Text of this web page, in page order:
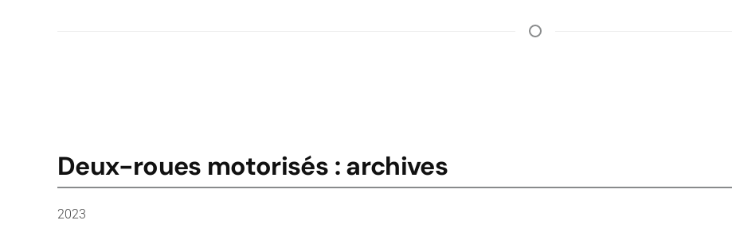
Deux-roues motorisés : archives
2023